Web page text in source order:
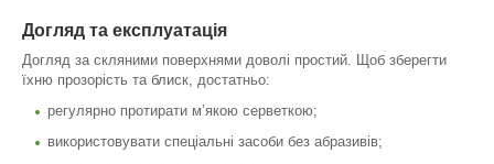
Догляд та експлуатація
Догляд за скляними поверхнями доволі простий. Щоб зберегти
їхню прозорість та блиск, достатньо:
регулярно протирати м’якою серветкою;
використовувати спеціальні засоби без абразивів;